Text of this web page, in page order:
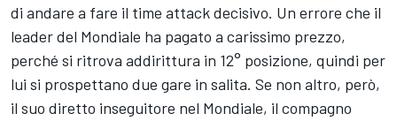
di andare a fare il time attack decisivo. Un errore che il
leader del Mondiale ha pagato a carissimo prezzo,
perché si ritrova addirittura in 12° posizione, quindi per
lui si prospettano due gare in salita. Se non altro, però,
il suo diretto inseguitore nel Mondiale, il compagno